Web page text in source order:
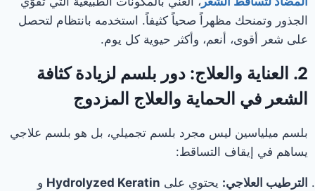
الجذور وتمنحك مظهراً صحياً كثيفاً. استخدمه بانتظام لتحصل
على شعر أقوى، أنعم، وأكثر حيوية كل يوم.
2. العناية والعلاج: دور بلسم لزيادة كثافة
الشعر في الحماية والعلاج المزدوج
بلسم ميلياسين ليس مجرد بلسم تجميلي، بل هو بلسم علاجي
يساهم في إيقاف التساقط:
الترطيب العلاجي: يحتوي على Hydrolyzed Keratin و